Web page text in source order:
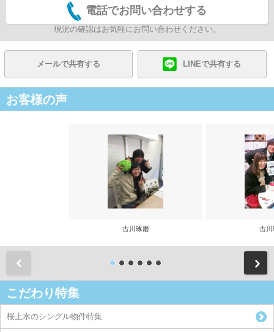
電話でお問い合わせする
現況の確認はお気軽にお問い合わせください。
メールで共有する LINEで共有する
お客様の声
古川琢磨 古川
こだわり特集
桜上水のシングル物件特集